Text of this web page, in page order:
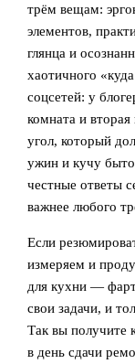
трём вещам:
элементов,
глянца и
хаотичного
соцсетей: у
комната и
угол, который
ужин и кучу
честные ответы
важнее любого
Если
измеряем и
для кухни —
свои задачи, и
Так вы получите
в день сдачи